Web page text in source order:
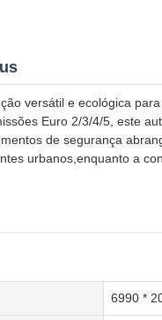
versátil e ecológica
Euro 2/3/4/5, este
de segurança
urbanos,enquanto a
6990 *